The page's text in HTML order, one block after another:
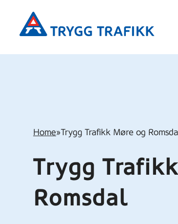
hovedinnhold
Trygg
Trafikk
Home»Trygg Trafikk Møre og
Trygg
Romsdal